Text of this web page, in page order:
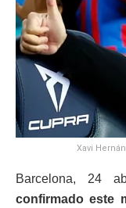
Xavi
Barcelona, 24
confirmado este